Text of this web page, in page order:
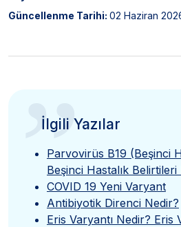
Güncellenme Tarihi: 02 Haziran
”
İlgili Yazılar
Parvovirüs B19 (Beşinci
Beşinci Hastalık
COVID 19 Yeni Varyant
Antibiyotik Direnci Nedir?
Eris Varyantı Nedir? Eris